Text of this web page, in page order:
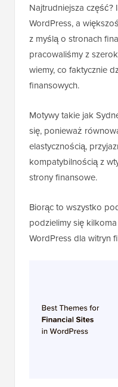
Najtrudniejsza część?
WordPress, a
z myślą o stronach
pracowaliśmy z
wiemy, co faktycznie
finansowych.
Motywy takie jak
się, ponieważ
elastycznością,
kompatybilnością z
strony finansowe.
Biorąc to wszystko
podzielimy się
WordPress dla witryn